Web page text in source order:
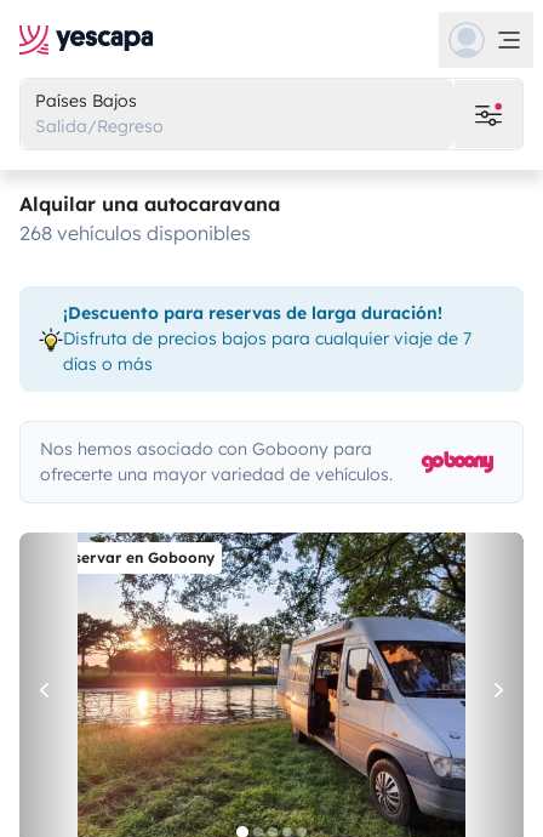
Países Bajos
Salida/Regreso
Alquilar una autocaravana
268 vehículos disponibles
¡Descuento para reservas de larga duración!
Disfruta de precios bajos para cualquier viaje de 7
días o más
Nos hemos asociado con Goboony para
ofrecerte una mayor variedad de vehículos.
Reservar en Goboony